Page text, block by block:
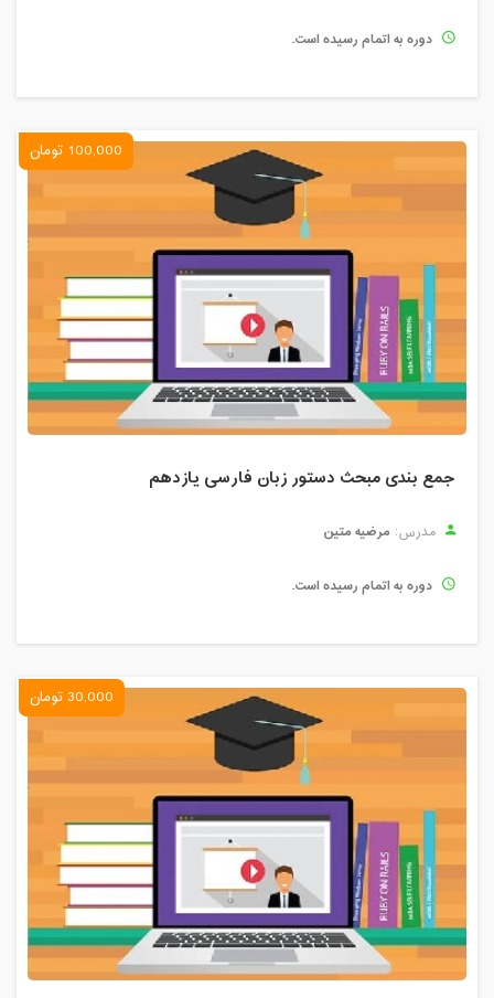
دوره به اتمام رسیده است.
100,000 تومان
جمع بندی مبحث دستور زبان فارسی یازدهم
مدرس: مرضیه متین
دوره به اتمام رسیده است.
30,000 تومان